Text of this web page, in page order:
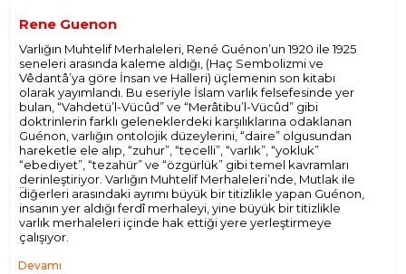
Rene Guenon
Varlığın Muhtelif Merhaleleri, René Guénon’un 1920 ile 1925
seneleri arasında kaleme aldığı, (Haç Sembolizmi ve
Vêdantâ’ya göre İnsan ve Halleri) üçlemenin son kitabı
olarak yayımlandı. Bu eseriyle İslam varlık felsefesinde yer
bulan, “Vahdetü’l-Vücûd” ve “Merâtibu’l-Vücûd” gibi
doktrinlerin farklı geleneklerdeki karşılıklarına odaklanan
Guénon, varlığın ontolojik düzeylerini, “daire” olgusundan
hareketle ele alıp, “zuhur”, “tecelli”, “varlık”, “yokluk”
“ebediyet”, “tezahür” ve “özgürlük” gibi temel kavramları
derinleştiriyor. Varlığın Muhtelif Merhaleleri’nde, Mutlak ile
diğerleri arasındaki ayrımı büyük bir titizlikle yapan Guénon,
insanın yer aldığı ferdî merhaleyi, yine büyük bir titizlikle
varlık merhaleleri içinde hak ettiği yere yerleştirmeye
çalışıyor.
İnsanın varoluşunun diğer varoluşlar içinde üstün ya da
Devamı